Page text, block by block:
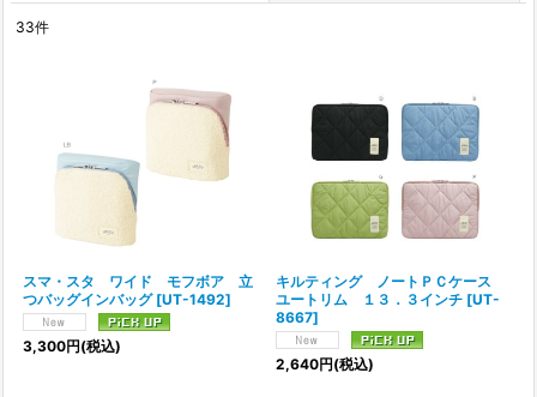
33件
スマ・スタ ワイド モフボア 立
つバッグインバッグ [UT-1492]
3,300円(税込)
キルティング ノートＰＣケース
ユートリム １３．３インチ [UT-
8667]
2,640円(税込)